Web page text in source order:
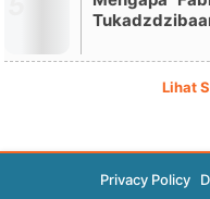
Lihat
Privacy Policy